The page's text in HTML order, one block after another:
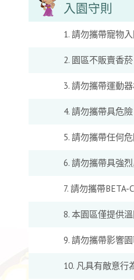
入園守則
請勿攜帶寵物
園區不販賣香
請勿攜帶運動
請勿攜帶具危
請勿攜帶任何
請勿攜帶具強
請勿攜帶BETA-
本園區僅提供
請勿攜帶影響
凡具有敵意行